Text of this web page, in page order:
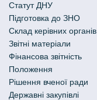
Статут ДНУ
Підготовка до ЗНО
Склад керівних органів
Звітні матеріали
Фінансова звітність
Положення
Рішення вченої ради
Державні закупівлі